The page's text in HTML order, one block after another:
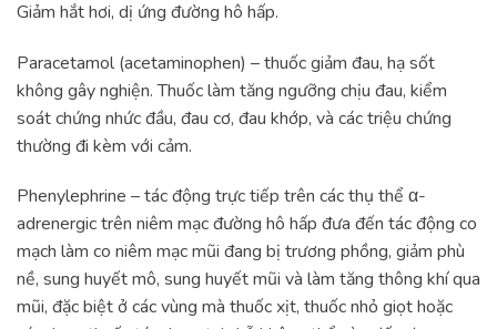
Giảm hắt hơi, dị ứng đường hô hấp.
Paracetamol (acetaminophen) – thuốc giảm đau, hạ sốt
không gây nghiện. Thuốc làm tăng ngưỡng chịu đau, kiểm
soát chứng nhức đầu, đau cơ, đau khớp, và các triệu chứng
thường đi kèm với cảm.
Phenylephrine – tác động trực tiếp trên các thụ thể α-
adrenergic trên niêm mạc đường hô hấp đưa đến tác động co
mạch làm co niêm mạc mũi đang bị trương phồng, giảm phù
nề, sung huyết mô, sung huyết mũi và làm tăng thông khí qua
mũi, đặc biệt ở các vùng mà thuốc xịt, thuốc nhỏ giọt hoặc